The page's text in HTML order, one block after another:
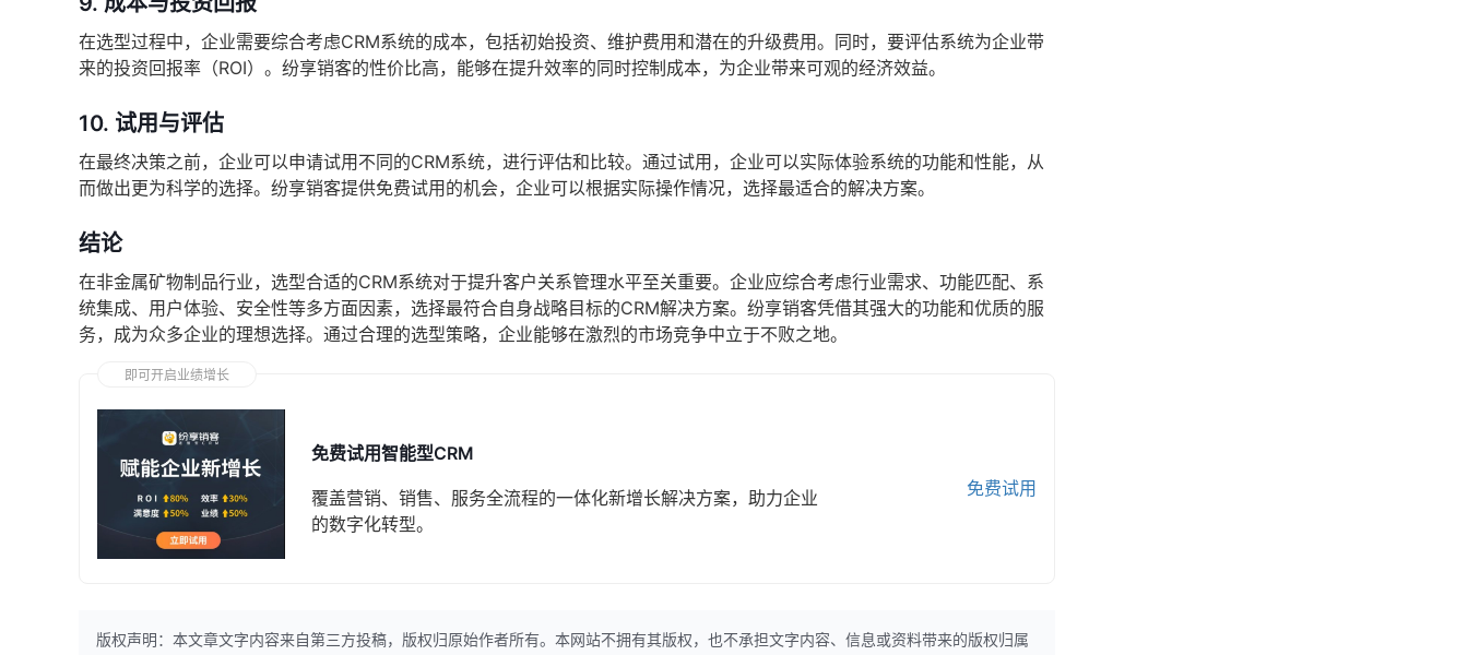
在选型过程中，企业需要综合考虑CRM系统的成本，包括初始投资、维护费用和潜在的升级费用。同时，要评估系统为企业带
来的投资回报率（ROI）。纷享销客的性价比高，能够在提升效率的同时控制成本，为企业带来可观的经济效益。
10. 试用与评估
在最终决策之前，企业可以申请试用不同的CRM系统，进行评估和比较。通过试用，企业可以实际体验系统的功能和性能，从
而做出更为科学的选择。纷享销客提供免费试用的机会，企业可以根据实际操作情况，选择最适合的解决方案。
结论
在非金属矿物制品行业，选型合适的CRM系统对于提升客户关系管理水平至关重要。企业应综合考虑行业需求、功能匹配、系
统集成、用户体验、安全性等多方面因素，选择最符合自身战略目标的CRM解决方案。纷享销客凭借其强大的功能和优质的服
务，成为众多企业的理想选择。通过合理的选型策略，企业能够在激烈的市场竞争中立于不败之地。
即可开启业绩增长
免费试用智能型CRM
覆盖营销、销售、服务全流程的一体化新增长解决方案，助力企业
的数字化转型。
免费试用
版权声明：本文章文字内容来自第三方投稿，版权归原始作者所有。本网站不拥有其版权，也不承担文字内容、信息或资料带来的版权归属